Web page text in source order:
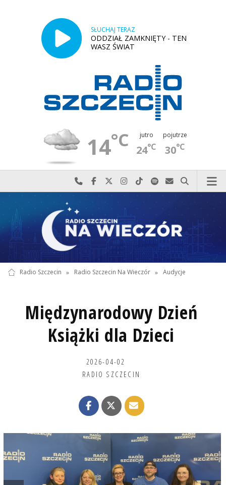
SŁUCHAJ TERAZ
ODDZIAŁ ZAMKNIĘTY - TEN
WASZ ŚWIAT
14°C jutro
24°C
pojutrze
30°C
Najlepiej po prostu do nas zadzwoń
Odwiedź nas na Facebook-u
Odwiedź nas na X
Odwiedź nas na Instagram-ie
Odwiedź nas na TikTok-u
Szukaj nas na Spotify
Wyślij do nas
Szukaj
Radio Szczecin » Radio Szczecin Na Wieczór » Audycje
Międzynarodowy Dzień
Książki dla Dzieci
2026-04-02
RADIO SZCZECIN